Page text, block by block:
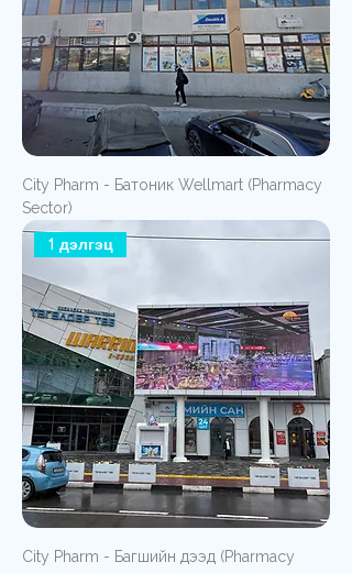
City Pharm - Батоник Wellmart (Pharmacy
Sector)
1 дэлгэц
City Pharm - Багшийн дээд (Pharmacy